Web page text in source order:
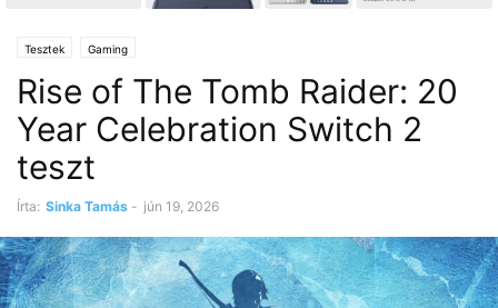
Tesztek Gaming
Rise of The Tomb Raider: 20
Year Celebration Switch 2
teszt
Írta: Sinka Tamás - jún 19, 2026